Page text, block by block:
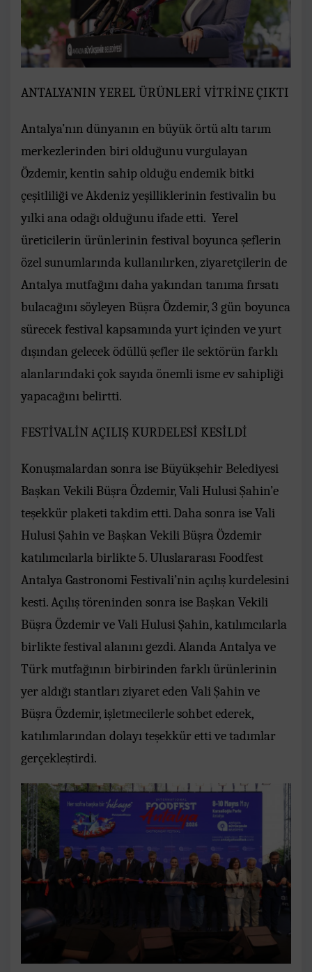
ANTALYA’NIN YEREL ÜRÜNLERİ VİTRİNE ÇIKTI
Antalya’nın dünyanın en büyük örtü altı tarım
merkezlerinden biri olduğunu vurgulayan
Özdemir, kentin sahip olduğu endemik bitki
çeşitliliği ve Akdeniz yeşilliklerinin festivalin bu
yılki ana odağı olduğunu ifade etti. Yerel
üreticilerin ürünlerinin festival boyunca şeflerin
özel sunumlarında kullanılırken, ziyaretçilerin de
Antalya mutfağını daha yakından tanıma fırsatı
bulacağını söyleyen Büşra Özdemir, 3 gün boyunca
sürecek festival kapsamında yurt içinden ve yurt
dışından gelecek ödüllü şefler ile sektörün farklı
alanlarındaki çok sayıda önemli isme ev sahipliği
yapacağını belirtti.
FESTİVALİN AÇILIŞ KURDELESİ KESİLDİ
Konuşmalardan sonra ise Büyükşehir Belediyesi
Başkan Vekili Büşra Özdemir, Vali Hulusi Şahin’e
teşekkür plaketi takdim etti. Daha sonra ise Vali
Hulusi Şahin ve Başkan Vekili Büşra Özdemir
katılımcılarla birlikte 5. Uluslararası Foodfest
Antalya Gastronomi Festivali’nin açılış kurdelesini
kesti. Açılış töreninden sonra ise Başkan Vekili
Büşra Özdemir ve Vali Hulusi Şahin, katılımcılarla
birlikte festival alanını gezdi. Alanda Antalya ve
Türk mutfağının birbirinden farklı ürünlerinin
yer aldığı stantları ziyaret eden Vali Şahin ve
Büşra Özdemir, işletmecilerle sohbet ederek,
katılımlarından dolayı teşekkür etti ve tadımlar
gerçekleştirdi.